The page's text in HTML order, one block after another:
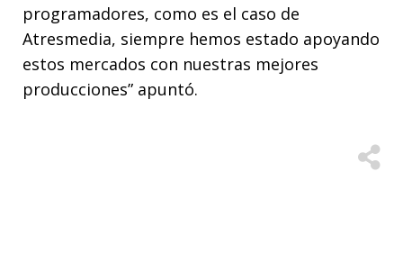
programadores, como es el caso de
Atresmedia, siempre hemos estado apoyando
estos mercados con nuestras mejores
producciones” apuntó.